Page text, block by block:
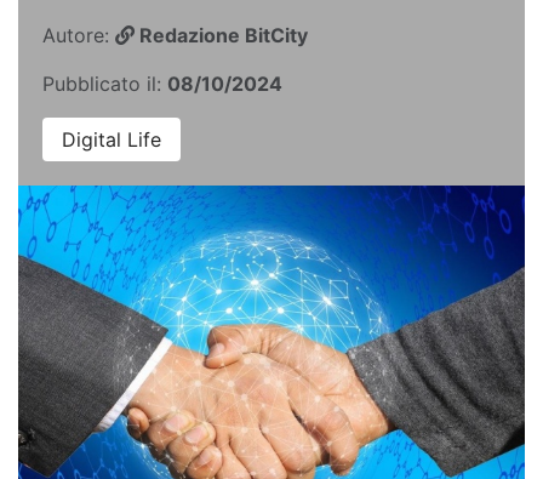
Autore:
Redazione BitCity
Pubblicato il: 08/10/2024
Digital Life